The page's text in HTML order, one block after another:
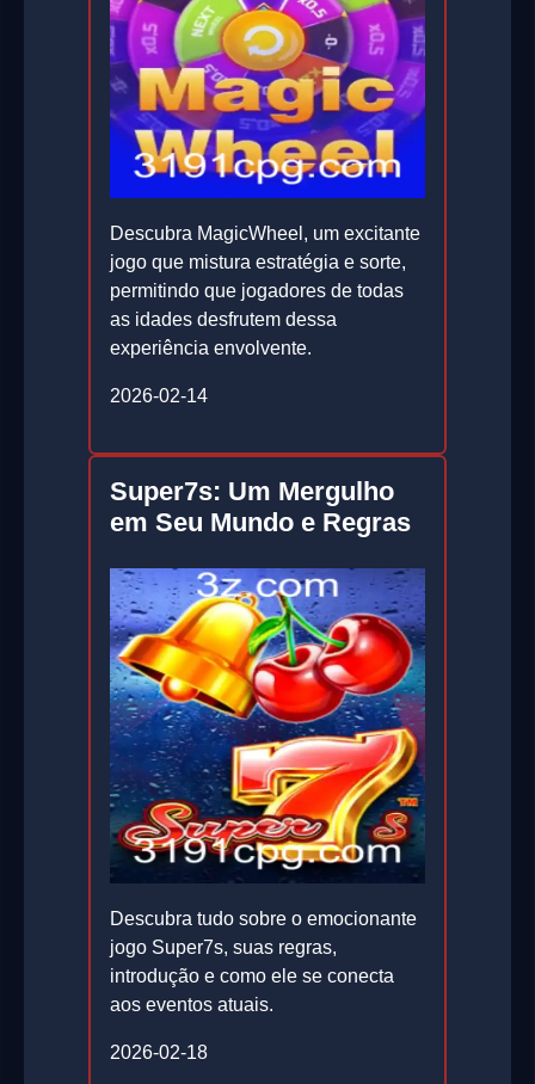
Descubra MagicWheel, um excitante
jogo que mistura estratégia e sorte,
permitindo que jogadores de todas
as idades desfrutem dessa
experiência envolvente.
2026-02-14
Super7s: Um Mergulho
em Seu Mundo e Regras
Descubra tudo sobre o emocionante
jogo Super7s, suas regras,
introdução e como ele se conecta
aos eventos atuais.
2026-02-18